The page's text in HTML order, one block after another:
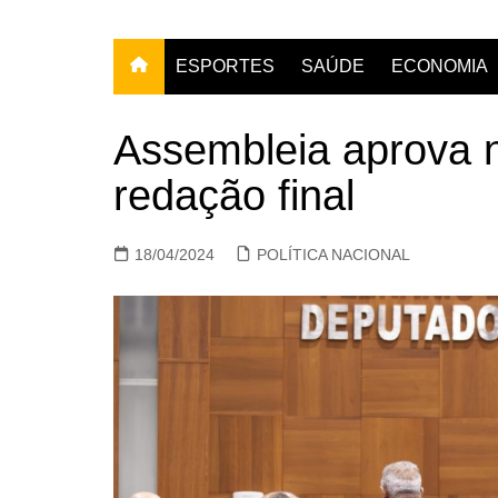
ESPORTES SAÚDE ECONOMIA
Assembleia aprova
redação final
18/04/2024 POLÍTICA NACIONAL